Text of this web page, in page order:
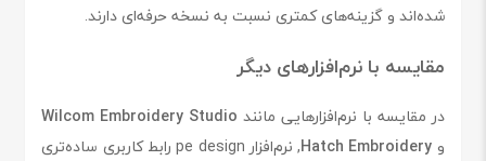
شده‌اند و گزینه‌های کمتری نسبت به نسخه حرفه‌ای دارند.
مقایسه با نرم‌افزارهای دیگر
در مقایسه با نرم‌افزارهایی مانند Wilcom Embroidery Studio
و Hatch Embroidery
, نرم‌افزار pe design رابط کاربری ساده‌تری